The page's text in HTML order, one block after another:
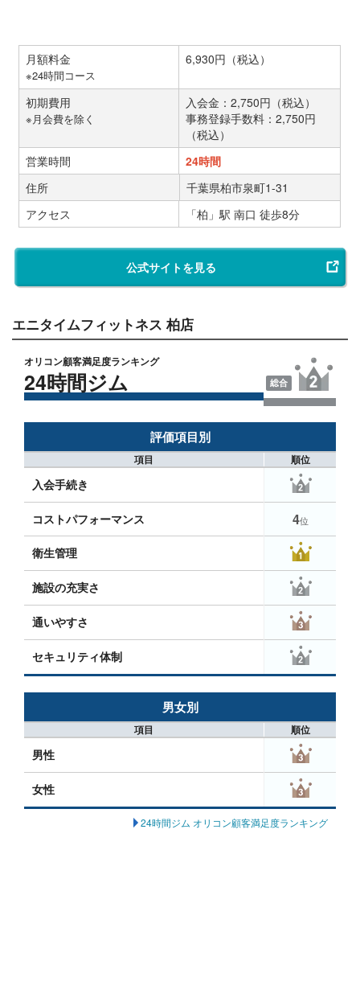
月額料金
※24時間コース
6,930円（税込）
初期費用
※月会費を除く
入会金：2,750円（税込）
事務登録手数料：2,750円
（税込）
営業時間
24時間
住所
千葉県柏市泉町1-31
アクセス
「柏」駅 南口 徒歩8分
公式サイトを見る
エニタイムフィットネス 柏店
オリコン顧客満足度ランキング
24時間ジム 総合
評価項目別
項目 順位
入会手続き
コストパフォーマンス 4位
衛生管理
施設の充実さ
通いやすさ
セキュリティ体制
男女別
項目 順位
男性
女性
24時間ジム オリコン顧客満足度ランキング